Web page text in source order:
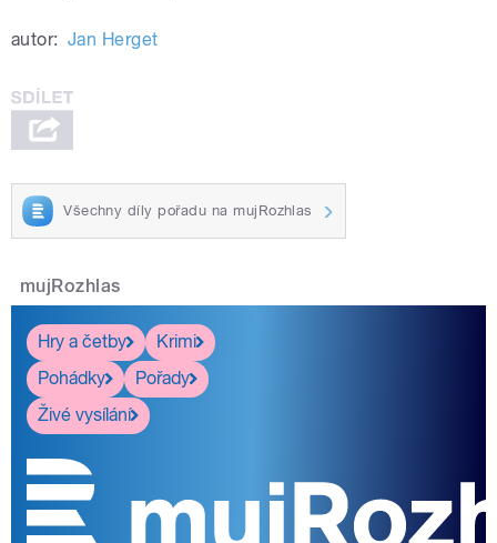
autor: Jan Herget
Všechny díly pořadu na mujRozhlas
mujRozhlas
Hry a četby
Krimi
Pohádky
Pořady
Živé vysílání